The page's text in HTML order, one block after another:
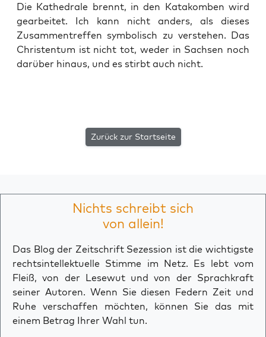
Die Kathe­dra­le brennt, in den Kata­kom­ben wird
gear­bei­tet. Ich kann nicht anders, als die­ses
Zusam­men­tref­fen sym­bo­lisch zu ver­ste­hen. Das
Chris­ten­tum ist nicht tot, weder in Sach­sen noch
dar­über hin­aus, und es stirbt auch nicht.
Zurück zur Startseite
Nichts schreibt sich
von allein!
Das Blog der Zeitschrift Sezession ist die wichtigste
rechtsintellektuelle Stimme im Netz. Es lebt vom
Fleiß, von der Lesewut und von der Sprachkraft
seiner Autoren. Wenn Sie diesen Federn Zeit und
Ruhe verschaffen möchten, können Sie das mit
einem Betrag Ihrer Wahl tun.